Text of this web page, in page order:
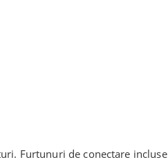
Furtunuri de conectare incluse